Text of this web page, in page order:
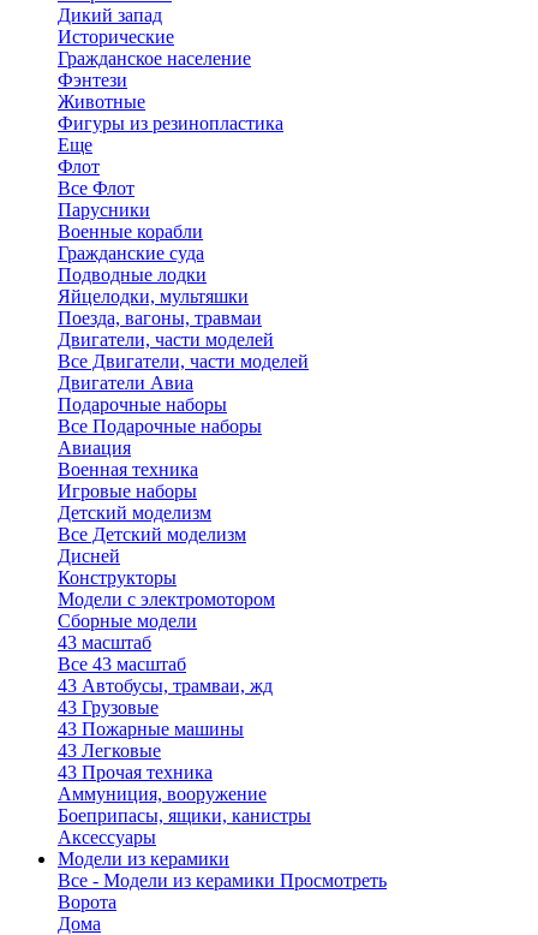
Дикий запад
Исторические
Гражданское население
Фэнтези
Животные
Фигуры из резинопластика
Еще
Флот
Все Флот
Парусники
Военные корабли
Гражданские суда
Подводные лодки
Яйцелодки, мультяшки
Поезда, вагоны, травмаи
Двигатели, части моделей
Все Двигатели, части моделей
Двигатели Авиа
Подарочные наборы
Все Подарочные наборы
Авиация
Военная техника
Игровые наборы
Детский моделизм
Все Детский моделизм
Дисней
Конструкторы
Модели с электромотором
Сборные модели
43 масштаб
Все 43 масштаб
43 Автобусы, трамваи, жд
43 Грузовые
43 Пожарные машины
43 Легковые
43 Прочая техника
Аммуниция, вооружение
Боеприпасы, ящики, канистры
Аксессуары
Модели из керамики
Все - Модели из керамики Просмотреть
Ворота
Дома